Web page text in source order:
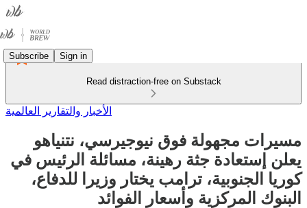
Subscribe Sign in
Read distraction-free on Substack
الأخبار والتقارير العالمية
مسيرات مجهولة فوق نيوجيرسي، نتنياهو
يعلن إستعادة جثة رهينة، مسائلة الرئيس في
كوريا الجنوبية، ترامب يختار وزيرا للدفاع،
البنوك المركزية وأسعار الفوائد